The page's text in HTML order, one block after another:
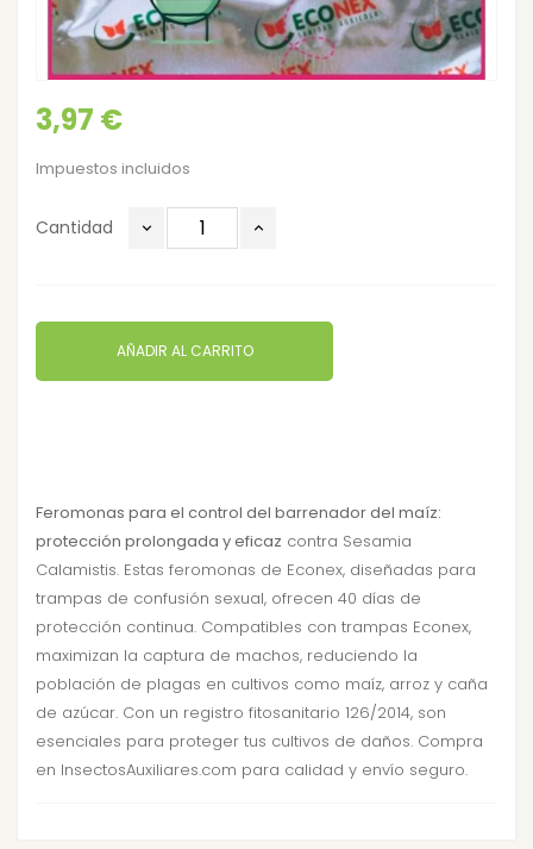
3,97 €
Impuestos incluidos
Cantidad
AÑADIR AL CARRITO
Feromonas para el control del barrenador del maíz:
protección prolongada y eficaz contra Sesamia
Calamistis. Estas feromonas de Econex, diseñadas para
trampas de confusión sexual, ofrecen 40 días de
protección continua. Compatibles con trampas Econex,
maximizan la captura de machos, reduciendo la
población de plagas en cultivos como maíz, arroz y caña
de azúcar. Con un registro fitosanitario 126/2014, son
esenciales para proteger tus cultivos de daños. Compra
en InsectosAuxiliares.com para calidad y envío seguro.